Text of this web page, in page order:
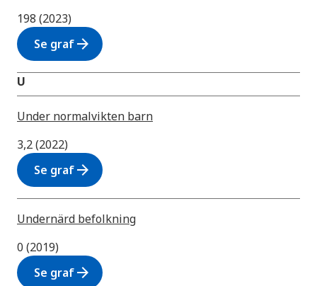
198 (2023)
Se grafarrow_forward
U
Under normalvikten barn
3,2 (2022)
Se grafarrow_forward
Undernärd befolkning
0 (2019)
Se grafarrow_forward